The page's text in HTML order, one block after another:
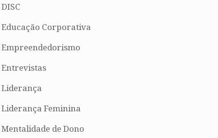
DISC
Educação Corporativa
Empreendedorismo
Entrevistas
Liderança
Liderança Feminina
Mentalidade de Dono